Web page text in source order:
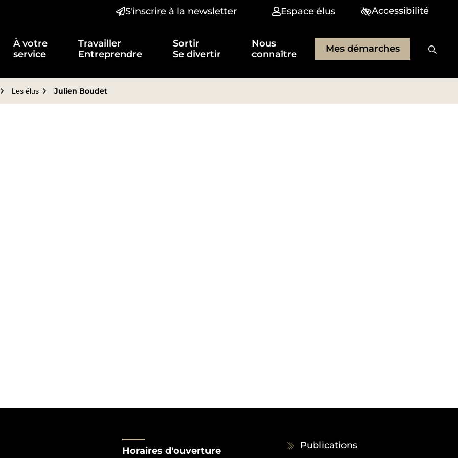
S'inscrire à la newsletter Espace élus Accessibilité
À votre
service
Travailler
Entreprendre
Sortir
Se divertir
Nous
connaître
Mes démarches
Les élus Julien Boudet
Horaires d'ouverture Publications